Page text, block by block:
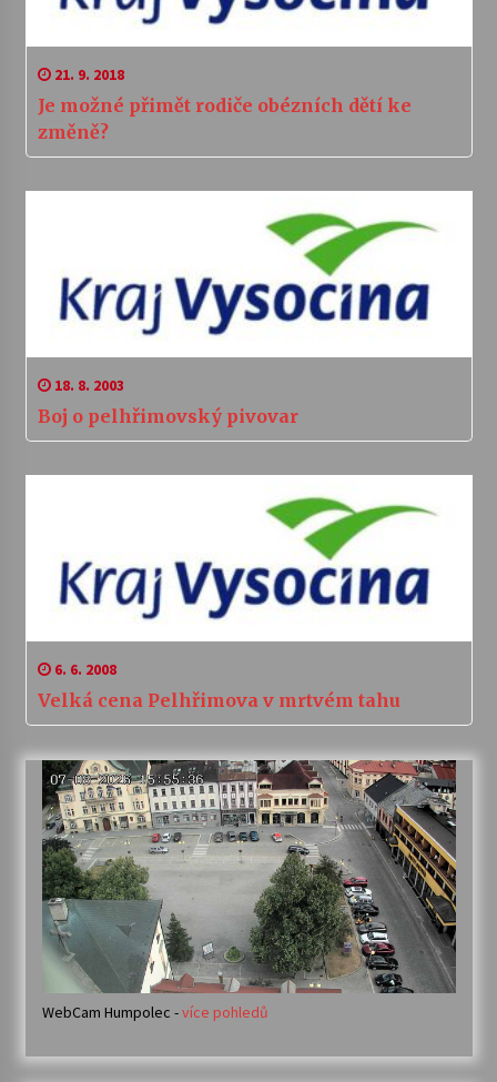
21. 9. 2018
Je možné přimět rodiče obézních dětí ke
změně?
18. 8. 2003
Boj o pelhřimovský pivovar
6. 6. 2008
Velká cena Pelhřimova v mrtvém tahu
WebCam Humpolec -více pohledů